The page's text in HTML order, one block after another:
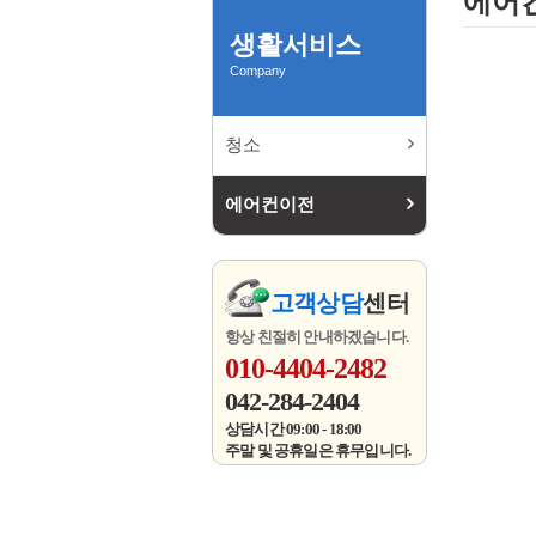
생활서비스
Company
청소
에어컨이전
고객상담센터
항상 친절히 안내하겠습니다.
010-4404-2482
042-284-2404
상담시간 09:00 - 18:00
주말 및 공휴일은 휴무입니다.